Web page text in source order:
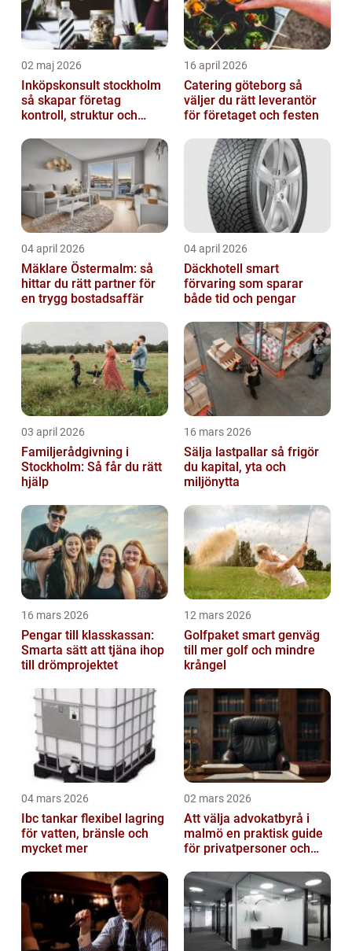
02 maj 2026
Inköpskonsult stockholm
så skapar företag
kontroll, struktur och
16 april 2026
Catering göteborg så
väljer du rätt leverantör
för företaget och festen
04 april 2026
Mäklare Östermalm: så
hittar du rätt partner för
en trygg bostadsaffär
04 april 2026
Däckhotell smart
förvaring som sparar
både tid och pengar
03 april 2026
Familjerådgivning i
Stockholm: Så får du rätt
hjälp
16 mars 2026
Sälja lastpallar så frigör
du kapital, yta och
miljönytta
16 mars 2026
Pengar till klasskassan:
Smarta sätt att tjäna ihop
till drömprojektet
12 mars 2026
Golfpaket smart genväg
till mer golf och mindre
krångel
04 mars 2026
Ibc tankar flexibel lagring
för vatten, bränsle och
mycket mer
02 mars 2026
Att välja advokatbyrå i
malmö en praktisk guide
för privatpersoner och